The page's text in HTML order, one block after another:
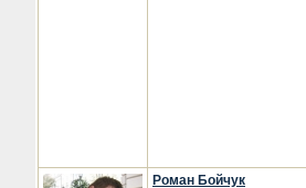
Роман Бойчук